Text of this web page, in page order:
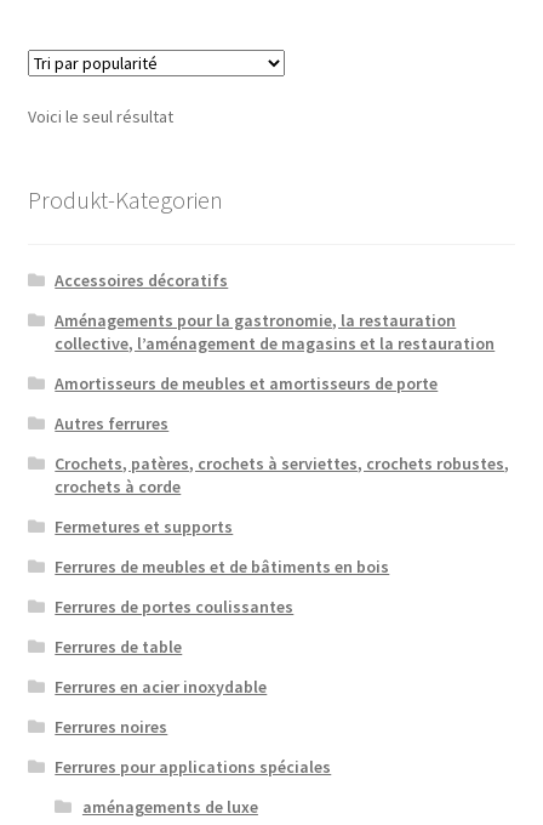
Voici le seul résultat
Produkt-Kategorien
Accessoires décoratifs
Aménagements pour la gastronomie, la restauration
collective, l’aménagement de magasins et la restauration
Amortisseurs de meubles et amortisseurs de porte
Autres ferrures
Crochets, patères, crochets à serviettes, crochets robustes,
crochets à corde
Fermetures et supports
Ferrures de meubles et de bâtiments en bois
Ferrures de portes coulissantes
Ferrures de table
Ferrures en acier inoxydable
Ferrures noires
Ferrures pour applications spéciales
aménagements de luxe